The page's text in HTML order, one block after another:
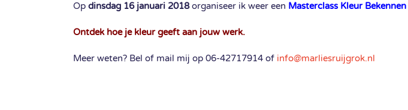
Op dinsdag 16 januari 2018organiseer ik weer een Masterclass Kleur Bekennen
Ontdek hoe je kleur geeft aan jouw werk.
Meer weten? Bel of mail mij op 06-42717914 of info@marliesruijgrok.nl